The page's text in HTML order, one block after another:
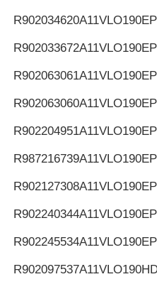
R902034620
R902033672
R902063061
R902063060
R902204951
R987216739
R902127308
R902240344
R902245534
R902097537